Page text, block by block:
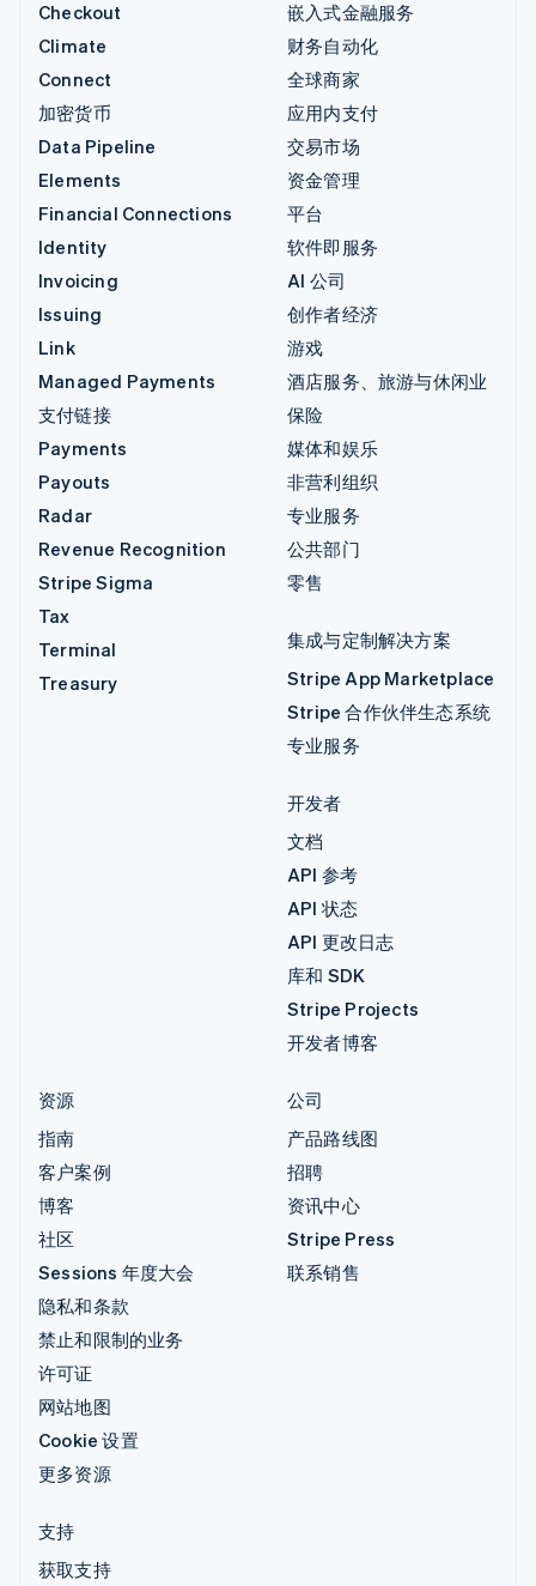
Checkout
Climate
Connect
加密货币
Data Pipeline
Elements
Financial Connections
Identity
Invoicing
Issuing
Link
Managed Payments
支付链接
Payments
Payouts
Radar
Revenue Recognition
Stripe Sigma
Tax
Terminal
Treasury
嵌入式金融服务
财务自动化
全球商家
应用内支付
交易市场
资金管理
平台
软件即服务
AI 公司
创作者经济
游戏
酒店服务、旅游与休闲业
保险
媒体和娱乐
非营利组织
专业服务
公共部门
零售
集成与定制解决方案
Stripe App Marketplace
Stripe 合作伙伴生态系统
专业服务
开发者
文档
API 参考
API 状态
API 更改日志
库和 SDK
Stripe Projects
开发者博客
资源
指南
客户案例
博客
社区
Sessions 年度大会
隐私和条款
禁止和限制的业务
许可证
网站地图
Cookie 设置
更多资源
公司
产品路线图
招聘
资讯中心
Stripe Press
联系销售
支持
获取支持